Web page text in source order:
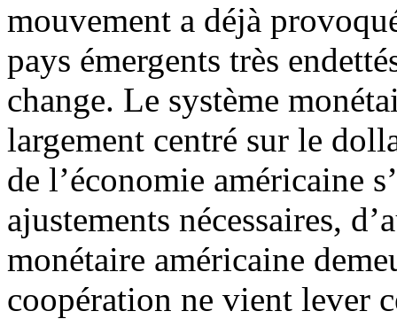
mouvement a déjà
pays émergents très
change. Le système
largement centré sur le
de l’économie américaine
ajustements nécessaires,
monétaire américaine
coopération ne vient lever